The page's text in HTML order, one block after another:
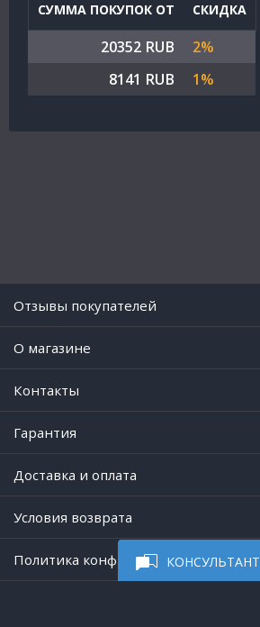
КОНСУЛЬТАНТ
СУММА ПОКУПОК ОТ СКИДКА
20352 RUB
2%
8141 RUB
1%
Отзывы покупателей
O магазине
Контакты
Гарантия
Доставка и оплата
Условия возврата
Политика конфиденциальности